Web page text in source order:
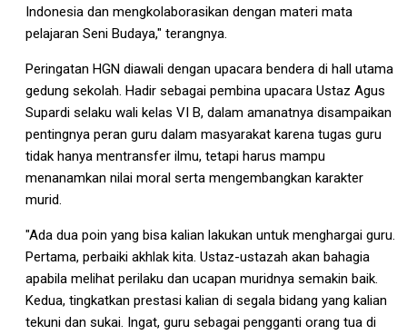
Indonesia dan mengkolaborasikan dengan materi mata
pelajaran Seni Budaya," terangnya.
Peringatan HGN diawali dengan upacara bendera di hall utama
gedung sekolah. Hadir sebagai pembina upacara Ustaz Agus
Supardi selaku wali kelas VI B, dalam amanatnya disampaikan
pentingnya peran guru dalam masyarakat karena tugas guru
tidak hanya mentransfer ilmu, tetapi harus mampu
menanamkan nilai moral serta mengembangkan karakter
murid.
"Ada dua poin yang bisa kalian lakukan untuk menghargai guru.
Pertama, perbaiki akhlak kita. Ustaz-ustazah akan bahagia
apabila melihat perilaku dan ucapan muridnya semakin baik.
Kedua, tingkatkan prestasi kalian di segala bidang yang kalian
tekuni dan sukai. Ingat, guru sebagai pengganti orang tua di